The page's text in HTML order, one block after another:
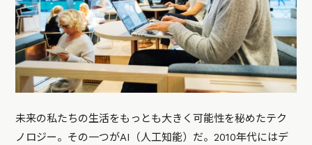
未来の私たちの生活をもっとも大きく可能性を秘めたテク
ノロジー。その一つがAI（人工知能）だ。2010年代にはデ